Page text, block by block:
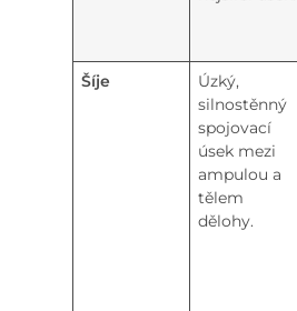
Šíje
Úzký,
silnostěnný
spojovací
úsek mezi
ampulou a
tělem
dělohy.